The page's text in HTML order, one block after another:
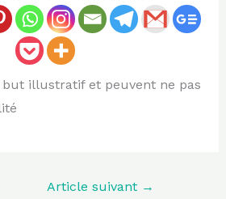
but illustratif et peuvent ne pas
Article suivant →